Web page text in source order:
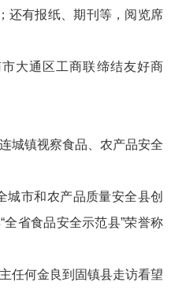
还有报纸、期刊等，阅览席
大通区工商联缔结友好商
城镇视察食品、农产品安全
城市和农产品质量安全县创
省食品安全示范县”荣誉称
任何金良到固镇县走访看望